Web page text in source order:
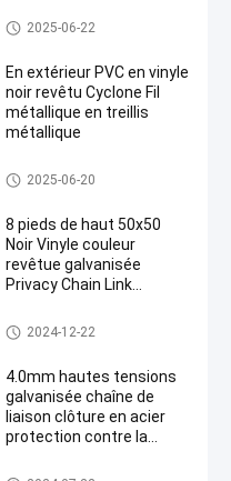
Clôture à maillons de chaîne e
n métal
2025-06-22
En extérieur PVC en vinyle
noir revêtu Cyclone Fil
métallique en treillis
métallique
Clôture à maillons de chaîne e
n métal
2025-06-20
8 pieds de haut 50x50
Noir Vinyle couleur
revêtue galvanisée
Privacy Chain Link
mm
Clôture à maillons de chaîne e
n métal
2024-12-22
4.0mm hautes tensions
galvanisée chaîne de
liaison clôture en acier
protection contre la
clôture Rockfall filet de fil